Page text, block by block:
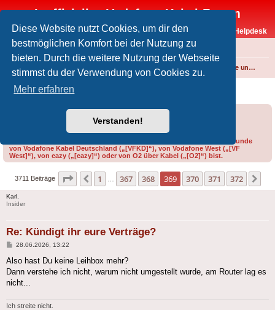
Diese Website nutzt Cookies, um dir den
bestmöglichen Komfort bei der Nutzung zu
bieten. Durch die weitere Nutzung der Webseite
stimmst du der Verwendung von Cookies zu.
Mehr erfahren
Verstanden!
Inoffizielles Vodafone-Kabel-Forum
Vodafone-Kabel-Helpdesk
FAQ
Foren-Übersicht Internet und Telefon über Kabel Produkte, Verträge und Allgemeines
Kündigt ihr eure Verträge?
Bitte gib bei der Erstellung eines Threads im Feld „Präfix“ an, ob du Kunde
von Vodafone Kabel Deutschland („[VFKD]“), von Vodafone West („[VF
West]“), von eazy („[eazy]“) oder von O2 über Kabel („[O2]“) bist.
3711 Beiträge Seite 369 von372
Vorherige
1 367 368 369 370 371 372
Karl.
Insider
Re: Kündigt ihr eure Verträge?
Beitrag
28.06.2026, 13:22
Also hast Du keine Leihbox mehr?
Dann verstehe ich nicht, warum nicht umgestellt wurde, am Router lag es
nicht...
Ich streite nicht.